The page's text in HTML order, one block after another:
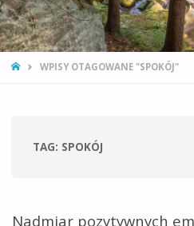
STRONA
WPISY OTAGOWANE "SPOKÓJ"
TAG: SPOKÓJ
Nadmiar pozytywnych